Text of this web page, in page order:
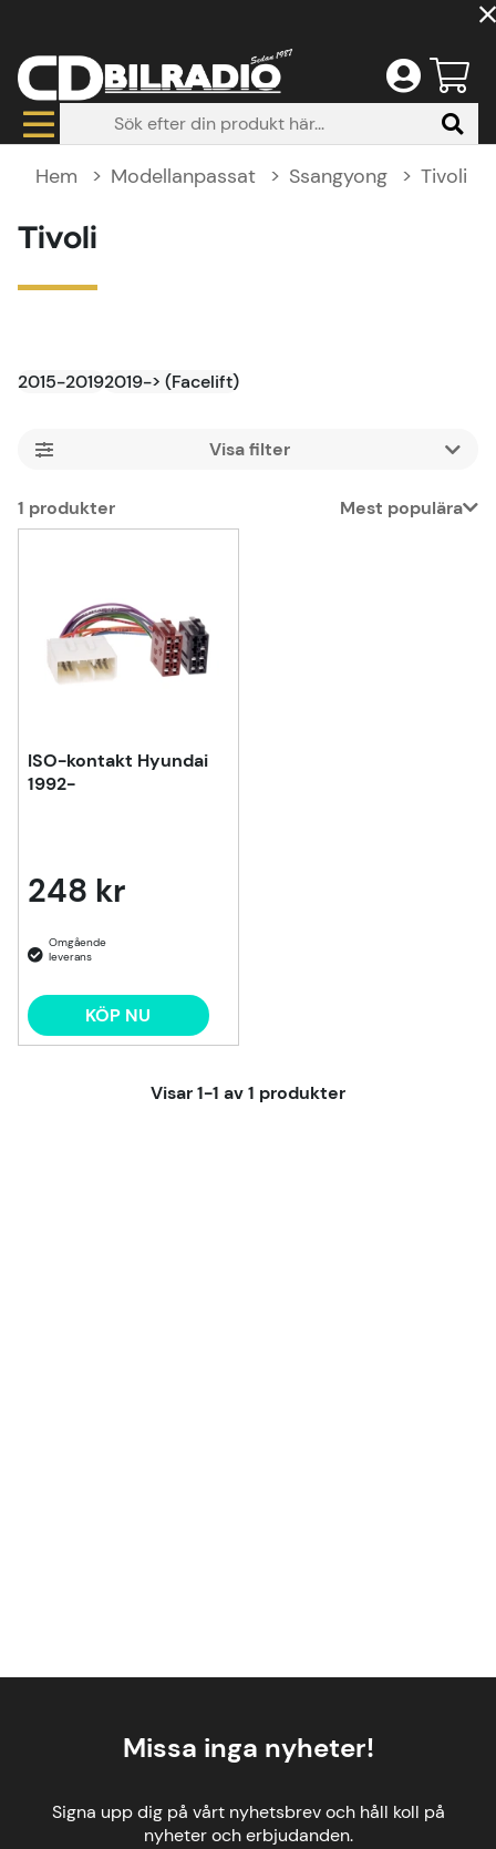
Hem Modellanpassat Ssangyong Tivoli
Tivoli
2015-20192019-> (Facelift)
Filtrera
1 produkter
Mest populära
ISO-kontakt Hyundai
1992-
248 kr
KÖP NU
Visar1-1 av1 produkter
Missa inga nyheter!
Signa upp dig på vårt nyhetsbrev och håll koll på
nyheter och erbjudanden.